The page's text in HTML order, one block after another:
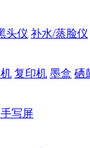
头仪 补水/蒸脸仪
复印机 墨盒 硒
写屏